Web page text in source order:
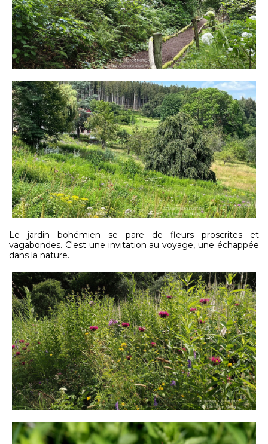
Le jardin bohémien se pare de fleurs proscrites et
vagabondes. C'est une invitation au voyage, une échappée
dans la nature.